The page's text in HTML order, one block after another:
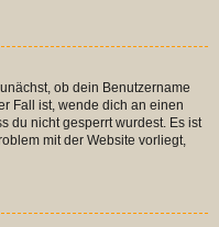
ob dein Benutzername
Fall ist, wende dich an einen
du nicht gesperrt wurdest. Es ist
mit der Website vorliegt,